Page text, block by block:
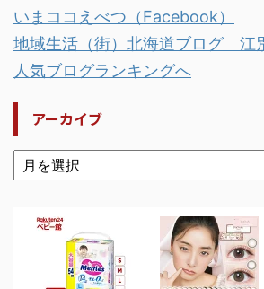
いまココえべつ（Facebook）
地域生活（街）北海道ブログ 江
人気ブログランキングへ
アーカイブ